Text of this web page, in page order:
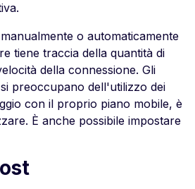
o automaticamente
tiene traccia della quantità di
della connessione. Gli
preoccupano dell'utilizzo dei
con il proprio piano mobile, è
È anche possibile impostare